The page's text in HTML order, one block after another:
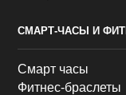
СМАРТ-ЧАСЫ И
Смарт часы
Фитнес-браслеты